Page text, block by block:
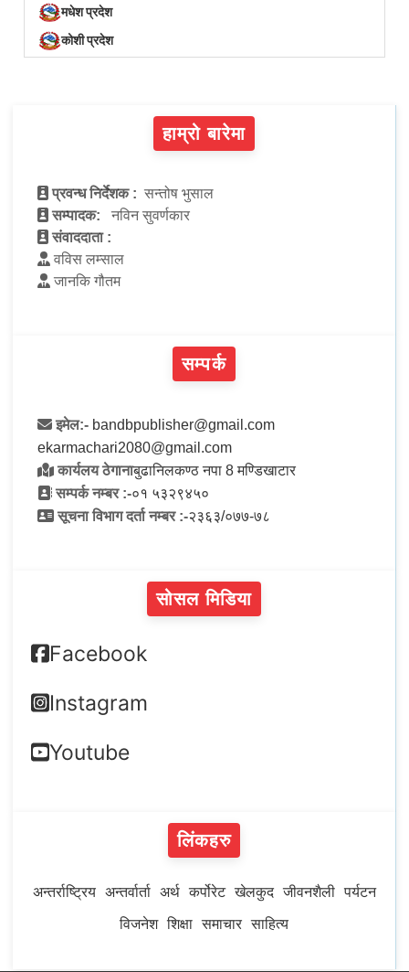
मधेश प्रदेश
कोशी प्रदेश
हाम्रो बारेमा
प्रवन्ध निर्देशक : सन्तोष भुसाल
सम्पादक:
नविन सुवर्णकार
संवाददाता :
वविस लम्साल
जानकि गौतम
सम्पर्क
इमेल:- bandbpublisher@gmail.com
ekarmachari2080@gmail.com
कार्यलय ठेगानाबुढानिलकण्ठ नपा 8 मण्डिखाटार
सम्पर्क नम्बर :-०१ ५३२९४५०
सूचना विभाग दर्ता नम्बर :-२३६३/०७७-७८
सोसल मिडिया
Facebook
Instagram
Youtube
लिंकहरु
अन्तर्राष्ट्रिय अन्तर्वार्ता अर्थ कर्पोरेट खेलकुद जीवनशैली पर्यटन
विजनेश शिक्षा समाचार साहित्य